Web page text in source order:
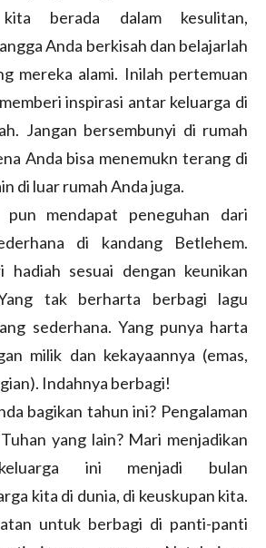
berada dalam kesulitan,
Anda berkisah dan belajarlah
mereka alami. Inilah pertemuan
inspirasi antar keluarga di
Jangan bersembunyi di rumah
Anda bisa menemukn terang di
di luar rumah Anda juga.
pun mendapat peneguhan dari
di kandang Betlehem.
hadiah sesuai dengan keunikan
Yang tak berharta berbagi lagu
sederhana. Yang punya harta
milik dan kekayaannya (emas,
Indahnya berbagi!
bagikan tahun ini? Pengalaman
yang lain? Mari menjadikan
ini menjadi bulan
kita di dunia, di keuskupan kita.
untuk berbagi di panti-panti